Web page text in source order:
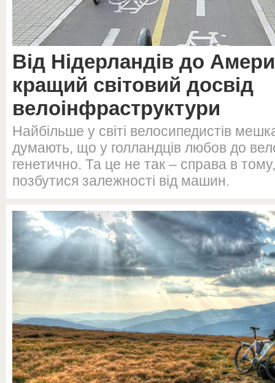
Від Нідерландів до
кращий світовий досвід
велоінфраструктури
Найбільше у світі велосипедистів
думають, що у голландців любов до
генетично. Та це не так – справа в
позбутися залежності від машин.